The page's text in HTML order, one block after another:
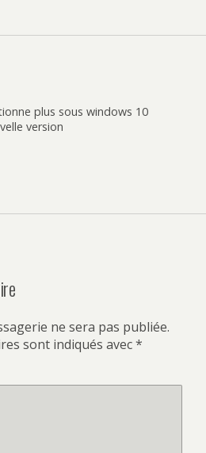
plus sous windows 10
version
ne sera pas publiée.
sont indiqués avec*